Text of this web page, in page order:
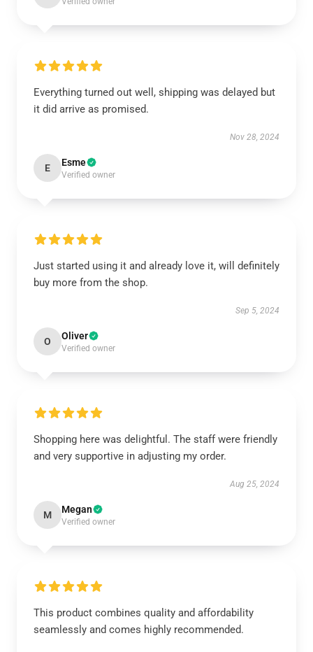
Everything turned out well, shipping was delayed but
it did arrive as promised.
Nov 28, 2024
E Esme
Verified owner
Just started using it and already love it, will definitely
buy more from the shop.
Sep 5, 2024
O Oliver
Verified owner
Shopping here was delightful. The staff were friendly
and very supportive in adjusting my order.
Aug 25, 2024
M Megan
Verified owner
This product combines quality and affordability
seamlessly and comes highly recommended.